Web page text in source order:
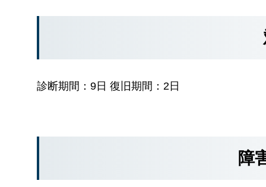
診断期間：9日 復旧期間：2日
障